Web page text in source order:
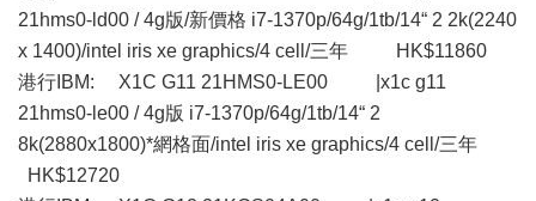
21hms0-ld00 / 4g版/新價格 i7-1370p/64g/1tb/14“ 2 2k(2240
x 1400)/intel iris xe graphics/4 cell/三年 HK$11860
港行IBM: X1C G11 21HMS0-LE00 |x1c g11
21hms0-le00 / 4g版 i7-1370p/64g/1tb/14“ 2
8k(2880x1800)*網格面/intel iris xe graphics/4 cell/三年
HK$12720